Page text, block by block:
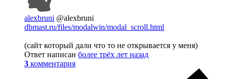
alexbruni @alexbruni
dbmast.ru/files/modalwin/modal_scroll.html
(сайт который дали что то не открывается у меня)
Ответ написан более трёх лет назад
3 комментария